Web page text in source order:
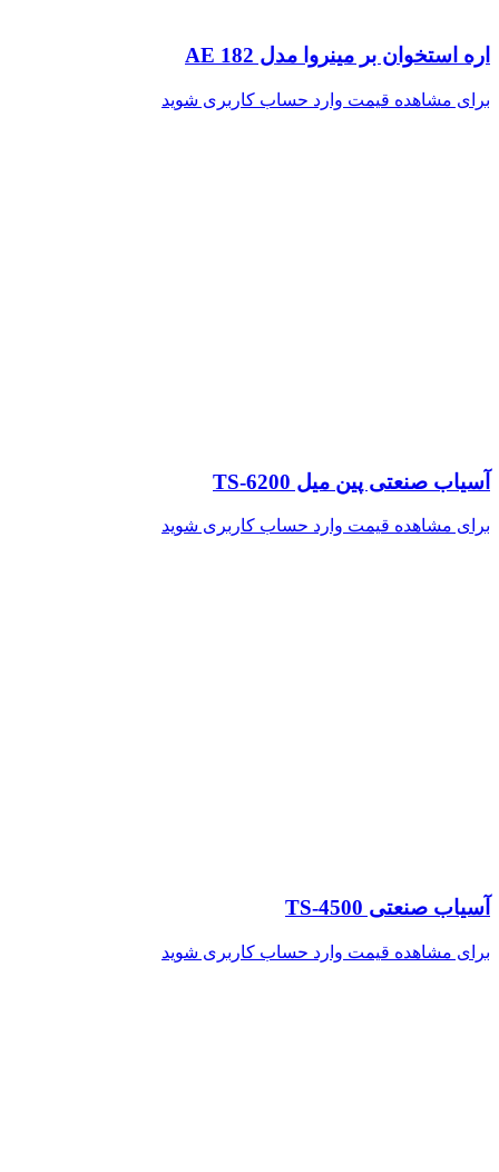
اره استخوان بر مینروا مدل AE 182
برای مشاهده قیمت وارد حساب کاربری شوید
آسیاب صنعتی پین میل TS-6200
برای مشاهده قیمت وارد حساب کاربری شوید
آسیاب صنعتی TS-4500
برای مشاهده قیمت وارد حساب کاربری شوید